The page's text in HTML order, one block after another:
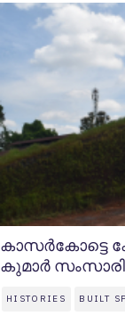
കാസര്‍കോട്ടെ
കുമാര്‍
HISTORIES BUILT